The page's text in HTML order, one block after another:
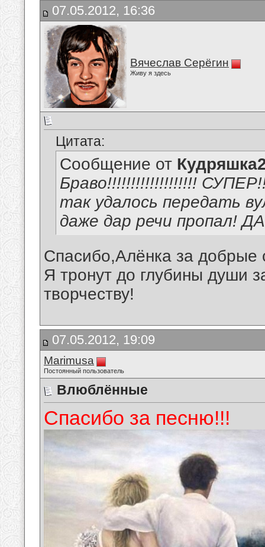
07.05.2012, 16:36
Вячеслав Серёгин
Живу я здесь
Цитата:
Сообщение от
Браво!!!!!!!!!!!!!!!!!!!
так удалось передать
даже дар речи пропал!
Спасибо,Алёнка за добрые
Я тронут до глубины души
творчеству!
07.05.2012, 19:09
Marimusa
Постоянный пользователь
Влюблённые
Спасибо за песню!!!